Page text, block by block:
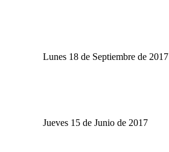
Lunes 18 de Septiembre de 2017
Jueves 15 de Junio de 2017